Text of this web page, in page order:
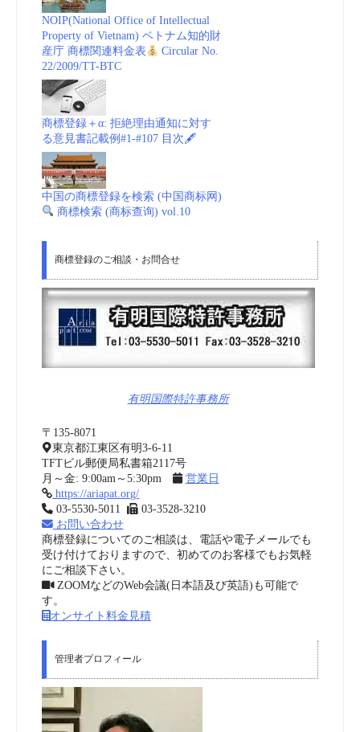
菊
宗：
事
ッ
ト
コ
ム”
NOIP(National Office of Intellectual
Property of Vietnam) ベトナム知的財
産庁 商標関連料金表
Circular No.
22/2009/TT-BTC
商標登録＋α: 拒絶理由通知に対す
る意見書記載例#1-#107 目次🖋
中国の商標登録を検索 (中国商标网)
商標検索 (商标查询) vol.10
商標登録のご相談・お問合せ
有明国際特許事務所
〒135-8071
東京都江東区有明3-6-11
TFTビル郵便局私書箱2117号
月～金: 9:00am～5:30pm
営業日
https://ariapat.org/
03-5530-5011
03-3528-3210
お問い合わせ
商標登録についてのご相談は、電話や電子メールでも
受け付けておりますので、初めてのお客様でもお気軽
にご相談下さい。
ZOOMなどのWeb会議(日本語及び英語)も可能で
す。
オンサイト料金見積
管理者プロフィール